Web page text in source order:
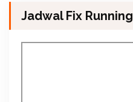
Jadwal Fix Running